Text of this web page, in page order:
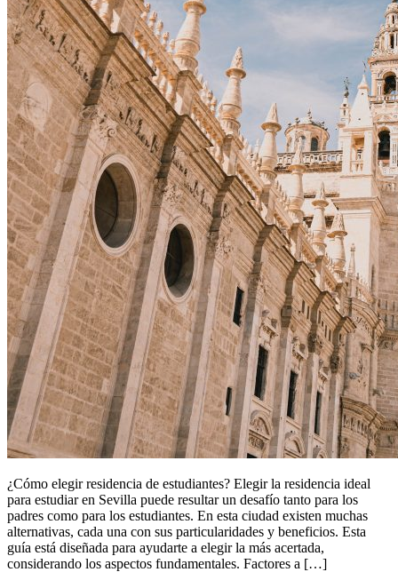
¿Cómo elegir residencia de estudiantes? Elegir la residencia ideal
para estudiar en Sevilla puede resultar un desafío tanto para los
padres como para los estudiantes. En esta ciudad existen muchas
alternativas, cada una con sus particularidades y beneficios. Esta
guía está diseñada para ayudarte a elegir la más acertada,
considerando los aspectos fundamentales. Factores a […]